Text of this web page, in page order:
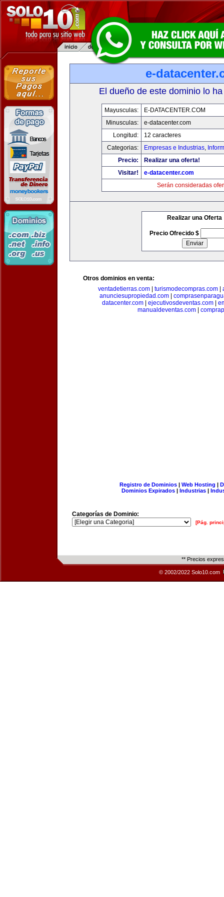
e-
El dueño de este dominio lo
Mayusculas:
E-DATACENTER.COM
Minusculas:
e-datacenter.com
Longitud:
12 caracteres
Categorias:
Empresas e Industrias,
Precio:
Realizar una oferta!
Visitar!
e-datacenter.com
Serán consideradas
Realizar una Oferta
Precio Ofrecido $
Otros dominios en venta:
ventadetierras.com
turismodecompras.com
anunciesupropiedad.com|
datacenter.com
ejecutivosdeventas.com
manualdeventas.com|
Registro de Dominios| Web Hosting |
Dominios Expirados | Industrias |
Categorías de Dominio:
[Pág.
** Precios
© 2002/2022 Solo10.com